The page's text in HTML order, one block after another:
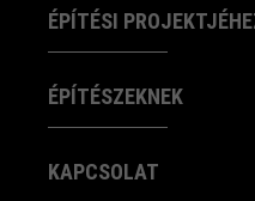
ÉPÍTÉSI
ÉPÍTÉSZEKNEK
KAPCSOLAT